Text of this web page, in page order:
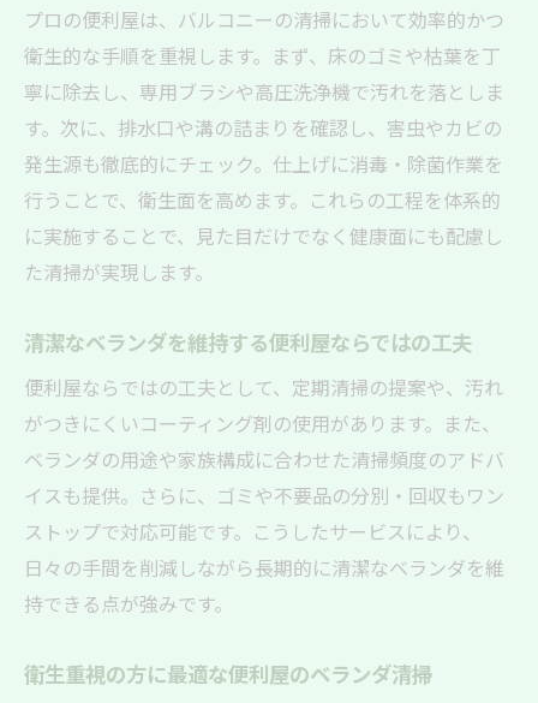
プロの便利屋は、バルコニーの清掃において効率的かつ
衛生的な手順を重視します。まず、床のゴミや枯葉を丁
寧に除去し、専用ブラシや高圧洗浄機で汚れを落としま
す。次に、排水口や溝の詰まりを確認し、害虫やカビの
発生源も徹底的にチェック。仕上げに消毒・除菌作業を
行うことで、衛生面を高めます。これらの工程を体系的
に実施することで、見た目だけでなく健康面にも配慮し
た清掃が実現します。
清潔なベランダを維持する便利屋ならではの工夫
便利屋ならではの工夫として、定期清掃の提案や、汚れ
がつきにくいコーティング剤の使用があります。また、
ベランダの用途や家族構成に合わせた清掃頻度のアドバ
イスも提供。さらに、ゴミや不要品の分別・回収もワン
ストップで対応可能です。こうしたサービスにより、
日々の手間を削減しながら長期的に清潔なベランダを維
持できる点が強みです。
衛生重視の方に最適な便利屋のベランダ清掃